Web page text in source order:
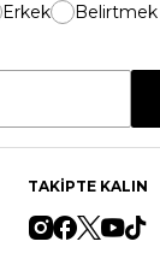
Erkek
TAKİPTE KALIN